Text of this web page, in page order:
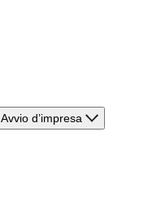
Avvio d’impresa